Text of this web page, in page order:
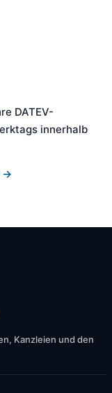
DATEV-
innerhalb
→
Kanzleien und den